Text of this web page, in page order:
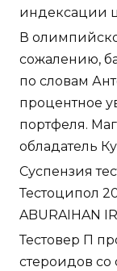
индексации
В
сожалению,
по словам
процентное
портфеля.
обладатель
Суспензия
Тестоципол
ABURAIHAN
Тестовер П
стероидов со